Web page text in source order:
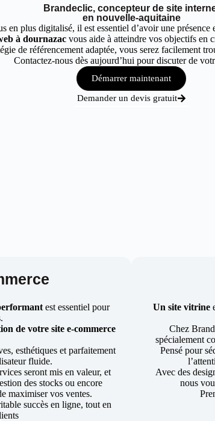
Brandeclic, concepteur de site
en nouvelle-aquitaine
en plus digitalisé, il est essentiel d’avoir une
à dournazacvous aide à atteindre vos objectifs en
de référencement adaptée, vous serez facilement
Contactez-nous dès aujourd’hui pour discuter de
Démarrer maintenant
Demander un devis gratuit
est essentiel pour
de votre site e-commerce
esthétiques et parfaitement
fluide.
seront mis en valeur, et
des stocks ou encore
maximiser vos ventes.
succès en ligne, tout en
Un site vitrine
Chez
spécialement
Pensé pour
Avec des
nous